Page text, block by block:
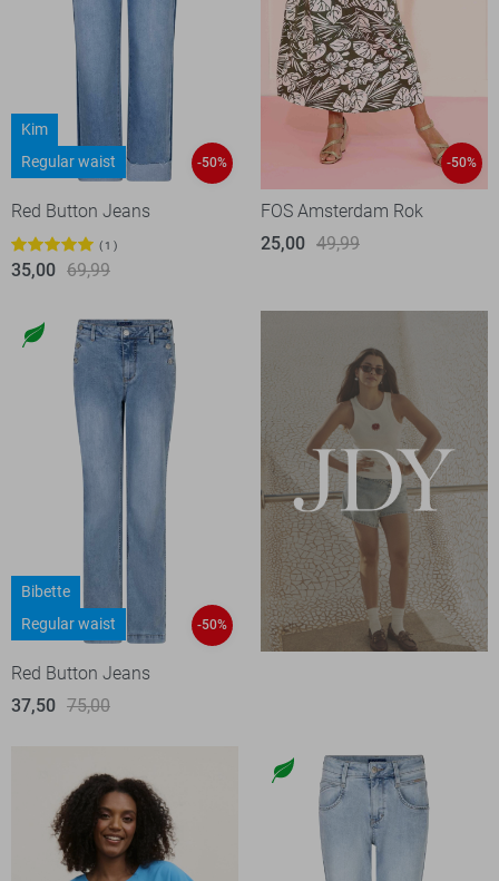
Kim
Regular waist
-50%
Red Button Jeans
1
35,00 69,99
-50%
FOS Amsterdam Rok
25,00 49,99
Bibette
Regular waist
-50%
Red Button Jeans
37,50 75,00